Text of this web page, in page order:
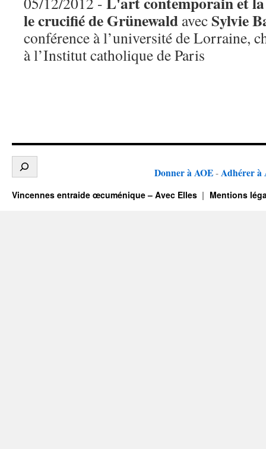
le crucifié de Grünewald avec Sylvie
conférence à l’université de Lorraine,
à l’Institut catholique de Paris
Donner à AOE - Adhérer à
Vincennes entraide œcuménique – Avec Elles Mentions